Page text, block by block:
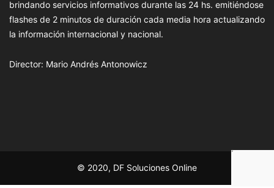
brindando servicios informativos durante las 24 hs. emitiéndose
flashes de 2 minutos de duración cada media hora actualizando
la información internacional y nacional.
Director: Mario Andrés Antonowicz
© 2020, DF Soluciones Online